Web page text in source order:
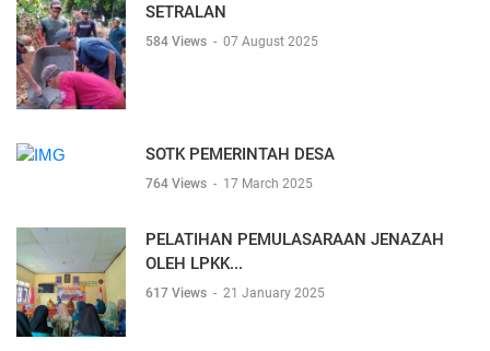
SETRALAN
584 Views - 07 August 2025
SOTK PEMERINTAH DESA
764 Views - 17 March 2025
PELATIHAN PEMULASARAAN JENAZAH
OLEH LPKK...
617 Views - 21 January 2025